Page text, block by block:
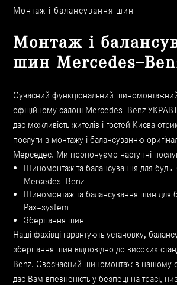
Монтаж і балансування шин
Монтаж і
шин
Сучасний функціональний
офіційному салоні Mercedes–Benz
дає можливість жителів і гостей Києва
послуги з монтажу і балансуванню
Мерседес. Ми пропонуємо наступні
Шиномонтаж та балансування для
Mercedes–Benz
Шиномонтаж та балансування шин для
Pax–system
Зберігання шин
Наші фахівці гарантують установку,
зберігання шин відповідно до високих
Benz. Своєчасний шиномонтаж в нашому
дає Вам впевненість у безпеці на трасі,